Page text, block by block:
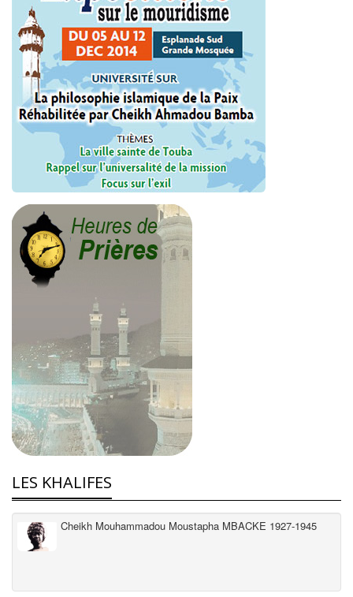
LES KHALIFES
Cheikh Mouhammadou Moustapha MBACKE 1927-1945